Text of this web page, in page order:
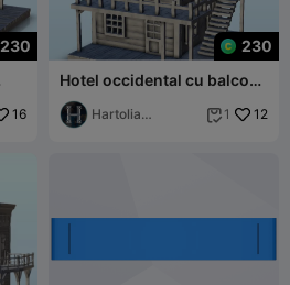
230
16
230
Hotel occidental cu balcon
și scară laterală (8) -
western u
Hartolia
 1 12